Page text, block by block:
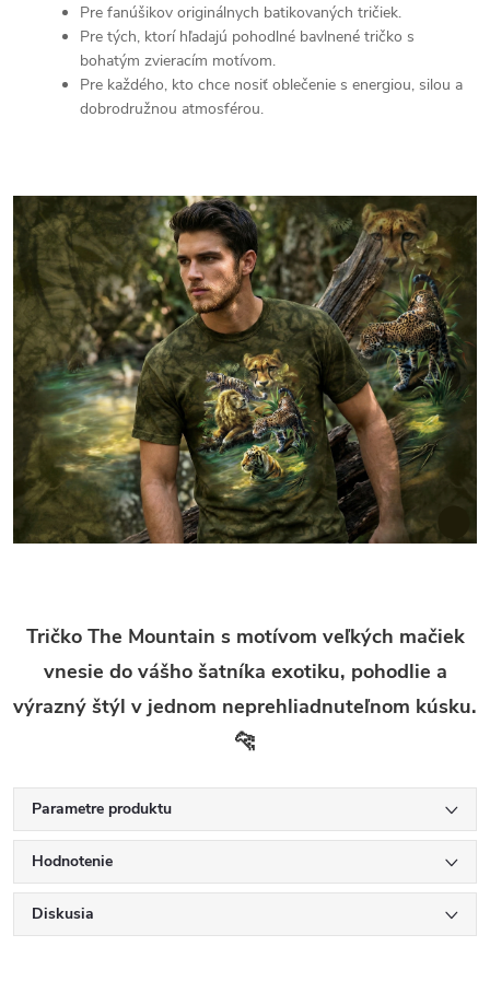
Pre fanúšikov originálnych batikovaných tričiek.
Pre tých, ktorí hľadajú pohodlné bavlnené tričko s
bohatým zvieracím motívom.
Pre každého, kto chce nosiť oblečenie s energiou, silou a
dobrodružnou atmosférou.
Tričko The Mountain s motívom veľkých mačiek
vnesie do vášho šatníka exotiku, pohodlie a
výrazný štýl v jednom neprehliadnuteľnom kúsku.
🐆
Parametre produktu
Hodnotenie
Diskusia